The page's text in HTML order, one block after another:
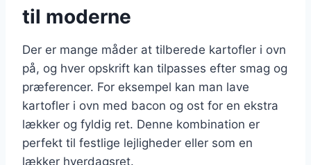
til moderne
Der er mange måder at tilberede kartofler i ovn
på, og hver opskrift kan tilpasses efter smag og
præferencer. For eksempel kan man lave
kartofler i ovn med bacon og ost for en ekstra
lækker og fyldig ret. Denne kombination er
perfekt til festlige lejligheder eller som en
lækker hverdagsret.